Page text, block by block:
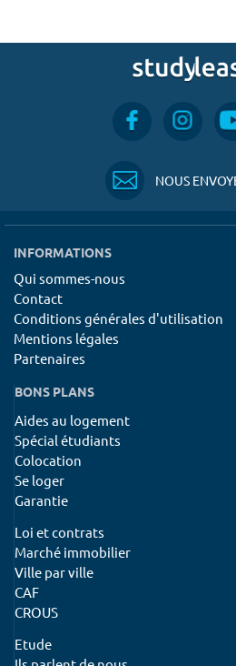
NOUS
INFORMATIONS
Qui sommes-nous
Contact
Conditions générales d'utilisation
Mentions légales
Partenaires
BONS PLANS
Aides au logement
Spécial étudiants
Colocation
Se loger
Garantie
Loi et contrats
Marché immobilier
Ville par ville
CAF
CROUS
Etude